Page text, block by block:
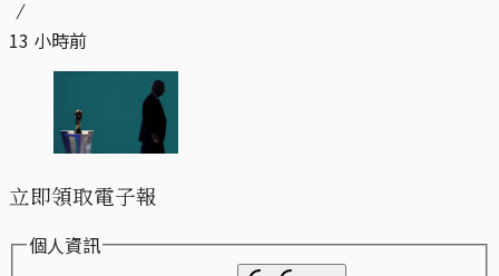
13 小時前
立即領取電子報
個人資訊